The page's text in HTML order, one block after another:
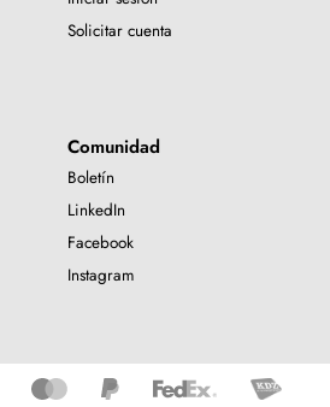
Solicitar cuenta
Comunidad
Boletín
LinkedIn
Facebook
Instagram